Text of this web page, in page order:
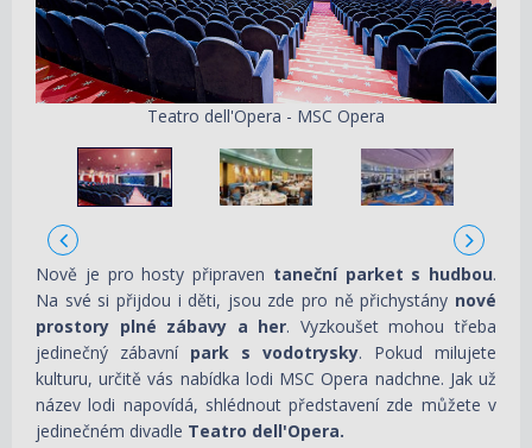
Teatro dell'Opera - MSC Opera
Nově je pro hosty připraven taneční parket s hudbou.
Na své si přijdou i děti, jsou zde pro ně přichystány nové
prostory plné zábavy a her. Vyzkoušet mohou třeba
jedinečný zábavní park s vodotrysky. Pokud milujete
kulturu, určitě vás nabídka lodi MSC Opera nadchne. Jak už
název lodi napovídá, shlédnout představení zde můžete v
jedinečném divadle Teatro dell'Opera.